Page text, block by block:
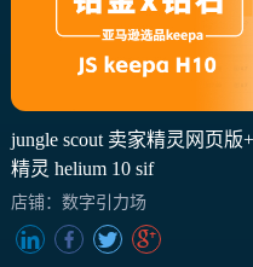
jungle scout 卖家精灵网页
精灵 helium 10 sif
店铺：数字引力场